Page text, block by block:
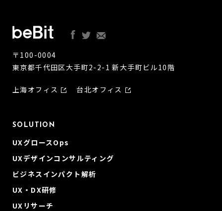
〒100-0004
東京都千代田区大手町2-2-1 新大手町ビル10階
上海オフィス 台北オフィス
SOLUTION
UXグロースOps
UXデザインコンサルティング
ビジネスインパクト解析
UX・DX研修
UXリサーチ